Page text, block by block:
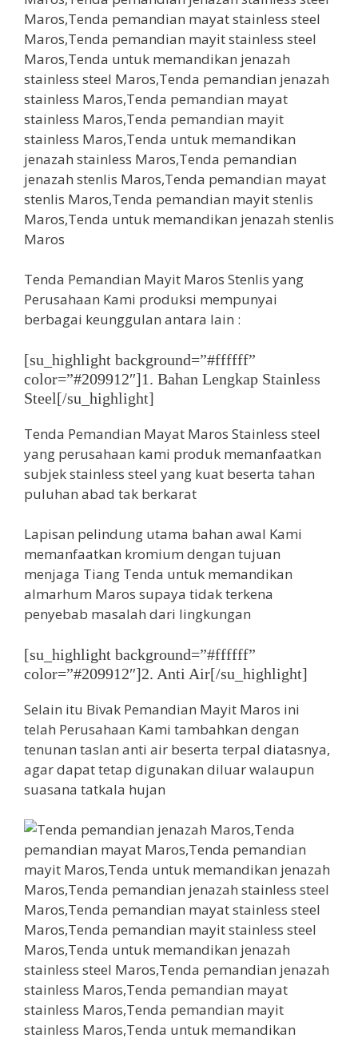
Tenda Pemandian Mayit Maros Stenlis yang
Perusahaan Kami produksi mempunyai
berbagai keunggulan antara lain :
[su_highlight background=”#ffffff”
color=”#209912″]1. Bahan Lengkap Stainless
Steel[/su_highlight]
Tenda Pemandian Mayat Maros Stainless steel
yang perusahaan kami produk memanfaatkan
subjek stainless steel yang kuat beserta tahan
puluhan abad tak berkarat
Lapisan pelindung utama bahan awal Kami
memanfaatkan kromium dengan tujuan
menjaga Tiang Tenda untuk memandikan
almarhum Maros supaya tidak terkena
penyebab masalah dari lingkungan
[su_highlight background=”#ffffff”
color=”#209912″]2. Anti Air[/su_highlight]
Selain itu Bivak Pemandian Mayit Maros ini
telah Perusahaan Kami tambahkan dengan
tenunan taslan anti air beserta terpal diatasnya,
agar dapat tetap digunakan diluar walaupun
suasana tatkala hujan